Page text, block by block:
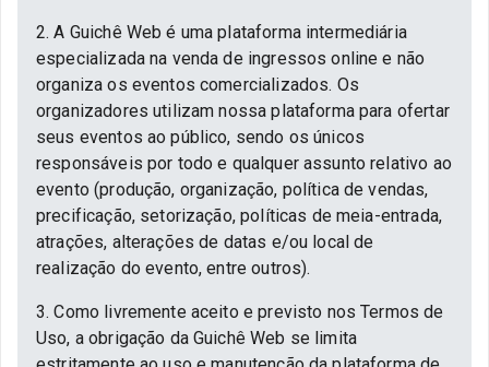
2. A Guichê Web é uma plataforma intermediária
especializada na venda de ingressos online e não
organiza os eventos comercializados. Os
organizadores utilizam nossa plataforma para ofertar
seus eventos ao público, sendo os únicos
responsáveis por todo e qualquer assunto relativo ao
evento (produção, organização, política de vendas,
precificação, setorização, políticas de meia-entrada,
atrações, alterações de datas e/ou local de
realização do evento, entre outros).
3. Como livremente aceito e previsto nos Termos de
Uso, a obrigação da Guichê Web se limita